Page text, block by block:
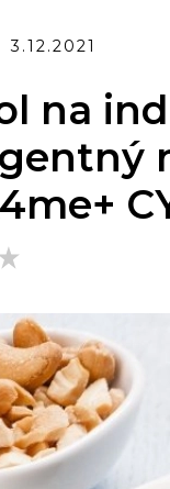
3.12.2021
na